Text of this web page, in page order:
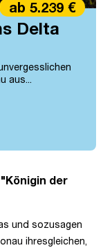
Delta
aus...
ab 5.239 €
der
und sozusagen
ihresgleichen,